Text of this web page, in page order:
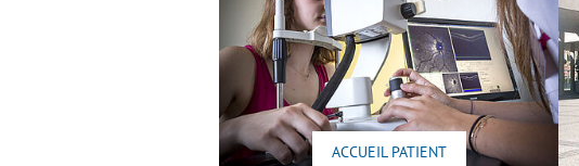
ACCUEIL PATIENT